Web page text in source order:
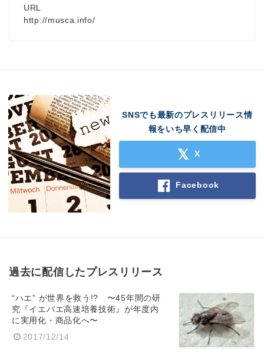
URL
http://musca.info/
SNSでも最新のプレスリリース情
報をいち早く配信中
X
Facebook
過去に配信したプレスリリース
“ハエ” が世界を救う!? 〜45年間の研
究『イエバエ高速培養技術』が年度内
に実用化・商品化へ〜
2017/12/14